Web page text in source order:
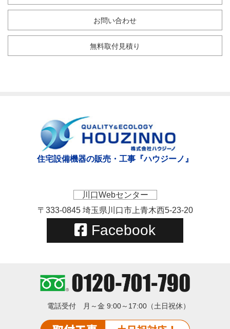
お問い合わせ
無料取付見積り
住宅設備機器の販売・工事『ハウジーノ』
川口Webセンター
〒333-0845 埼玉県川口市上青木西5-23-20
Facebook
電話受付 月～金 9:00～17:00（土日祝休）